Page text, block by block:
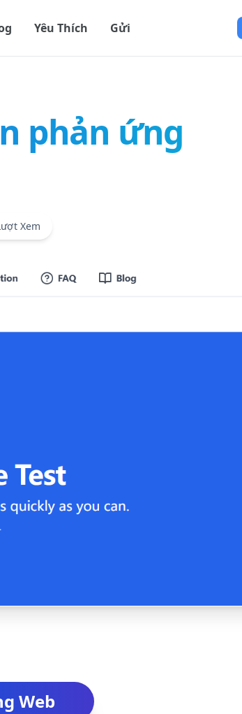
Yêu Thích Gửi
phản ứng
Xem
Web